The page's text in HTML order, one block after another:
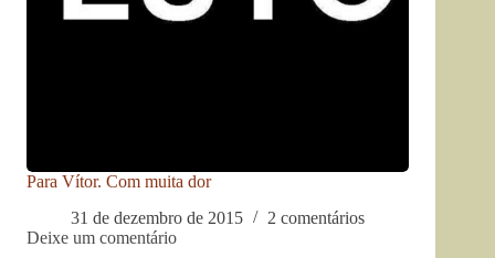
Para Vítor. Com muita dor
31 de dezembro de 2015
2 comentários
Deixe um comentário